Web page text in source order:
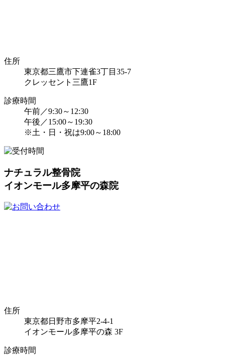
住所
東京都三鷹市下連雀3丁目35-7
クレッセント三鷹1F
診療時間
午前／9:30～12:30
午後／15:00～19:30
※土・日・祝は9:00～18:00
ナチュラル整骨院
イオンモール多摩平の森院
住所
東京都日野市多摩平2-4-1
イオンモール多摩平の森 3F
診療時間